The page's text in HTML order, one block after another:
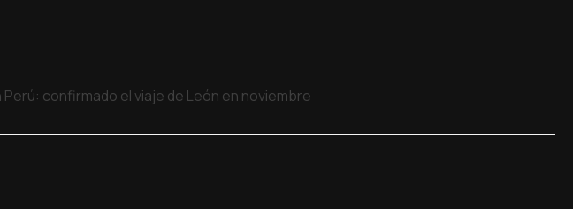
confirmado el viaje de León en noviembre